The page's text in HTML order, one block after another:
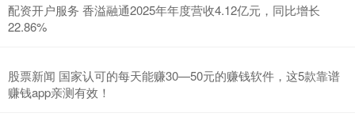
配资开户服务 香溢融通2025年年度营收4.12亿元，同比增长
22.86%
股票新闻 国家认可的每天能赚30—50元的赚钱软件，这5款靠谱
赚钱app亲测有效！